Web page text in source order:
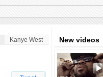
Kanye West New videos